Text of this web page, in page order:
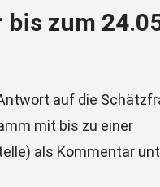
zum
auf die
mit bis zu einer
als Kommentar